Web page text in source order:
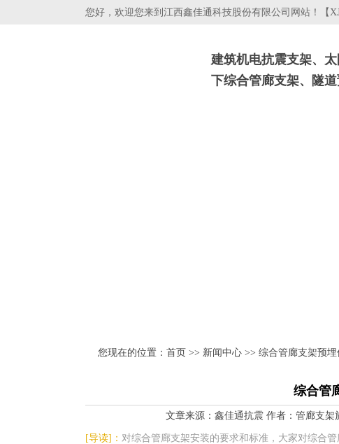
您好，欢迎您来到江西鑫佳通科技股份有限公司网站！【
建筑机电抗震支架、
下综合管廊支架、隧
您现在的位置： 首页 >> 新闻中心>> 综合管廊支架预埋
综合管
文章来源：鑫佳通抗震 作者：管廊支架
[导读]： 对综合管廊支架安装的要求和标准，大家对综合